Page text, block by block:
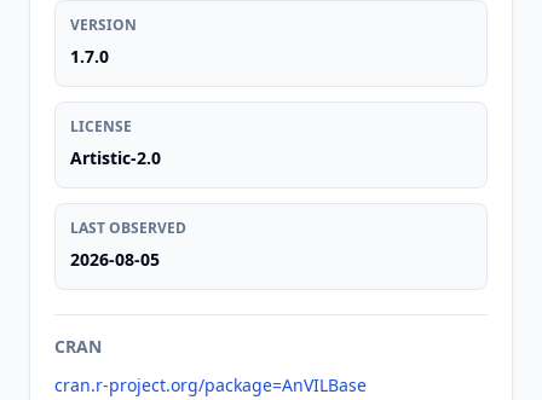
VERSION
1.7.0
LICENSE
Artistic-2.0
LAST OBSERVED
2026-08-05
CRAN
cran.r-project.org/package=AnVILBase